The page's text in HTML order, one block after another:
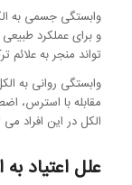
وابستگی جسمی به
و برای عملکرد
تواند منجر به
وابستگی روانی به
مقابله با استرس،
الکل در این افراد
علل اعتیاد به